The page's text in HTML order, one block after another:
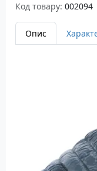
Код товару: 002094
Опис